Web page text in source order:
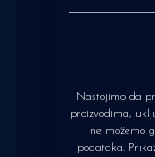
Nastojimo da
proizvodima,
ne možemo
podataka.